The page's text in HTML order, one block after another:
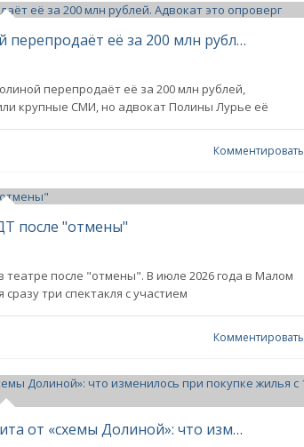
СМИ: покупательница квартиры Долиной перепродаёт её за 200 млн рублей. Адвокат это опроверг
перепродаёт её за 200 млн рублей,
крупные СМИ, но адвокат Полины Лурье её
Комментировать
после "отмены"
театре после "отмены". В июле 2026 года в Малом
три спектакля с участием
Комментировать
Дистанционная покупка квартиры и защита от «схемы Долиной»: что изменилось при покупке жилья с 1 июля